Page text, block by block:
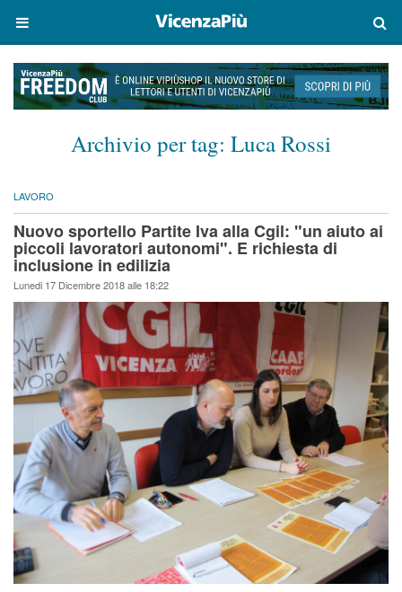
Archivio per tag: Luca Rossi
LAVORO
Nuovo sportello Partite Iva alla Cgil: "un aiuto ai
piccoli lavoratori autonomi". E richiesta di
inclusione in edilizia
Lunedi 17 Dicembre 2018 alle 18:22